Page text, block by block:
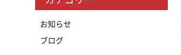
お知らせ
ブログ